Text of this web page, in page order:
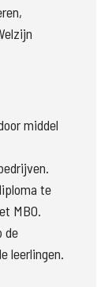
middel
te
MBO.
de
leerlingen.